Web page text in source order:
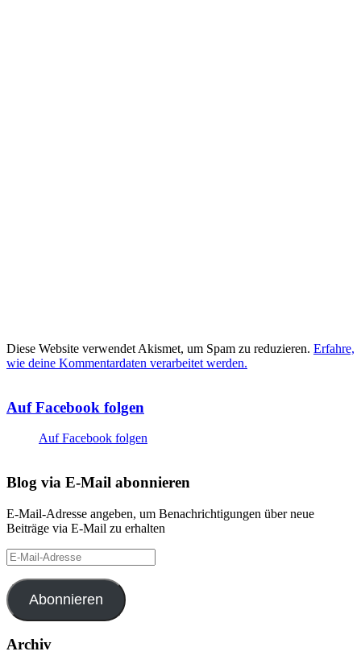
Diese Website verwendet Akismet, um Spam zu reduzieren. Erfahre,
wie deine Kommentardaten verarbeitet werden.
Auf Facebook folgen
Auf Facebook folgen
Blog via E-Mail abonnieren
E-Mail-Adresse angeben, um Benachrichtigungen über neue
Beiträge via E-Mail zu erhalten
E-
Mail-
Adresse
Abonnieren
Archiv